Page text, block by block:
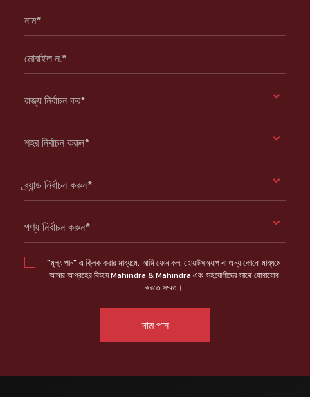
নাম*
মোবাইল ন.*
রাজ্য নির্বাচন কর*
শহর নির্বাচন করুন*
ব্র্যান্ড নির্বাচন করুন*
পণ্য নির্বাচন করুন*
"মূল্য পান" এ ক্লিক করার মাধ্যমে, আমি ফোন কল, হোয়াটসঅ্যাপ বা অন্য কোনো মাধ্যমে
আমার আগ্রহের বিষয়ে Mahindra & Mahindra এবং সহযোগীদের সাথে যোগাযোগ
করতে সম্মত।